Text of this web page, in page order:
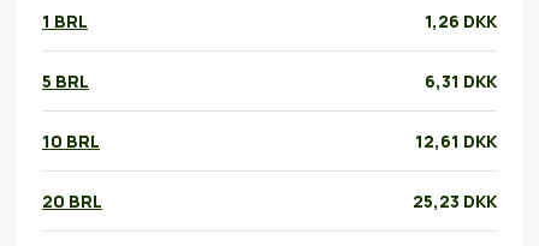
1 BRL 1,26 DKK
5 BRL 6,31 DKK
10 BRL 12,61 DKK
20 BRL 25,23 DKK